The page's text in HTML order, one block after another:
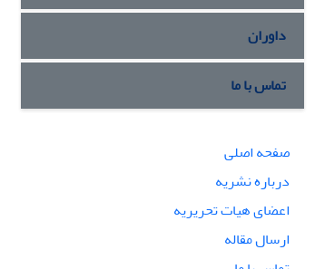
داوران
تماس با ما
صفحه اصلی
درباره نشریه
اعضای هیات تحریریه
ارسال مقاله